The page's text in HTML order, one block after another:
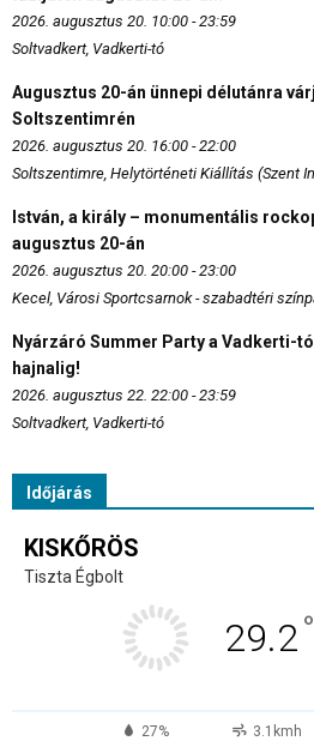
2026. augusztus 20. 10:00 - 23:59
Soltvadkert, Vadkerti-tó
Augusztus 20-án ünnepi délutánra
Soltszentimrén
2026. augusztus 20. 16:00 - 22:00
Soltszentimre, Helytörténeti Kiállítás (Szent
István, a király – monumentális
augusztus 20-án
2026. augusztus 20. 20:00 - 23:00
Kecel, Városi Sportcsarnok - szabadtéri
Nyárzáró Summer Party a Vadkerti-
hajnalig!
2026. augusztus 22. 22:00 - 23:59
Soltvadkert, Vadkerti-tó
Időjárás
KISKŐRÖS
Tiszta Égbolt
29.2°
27% 3.1kmh